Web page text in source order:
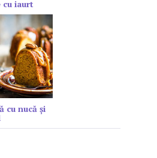
cu iaurt
cu nucă și